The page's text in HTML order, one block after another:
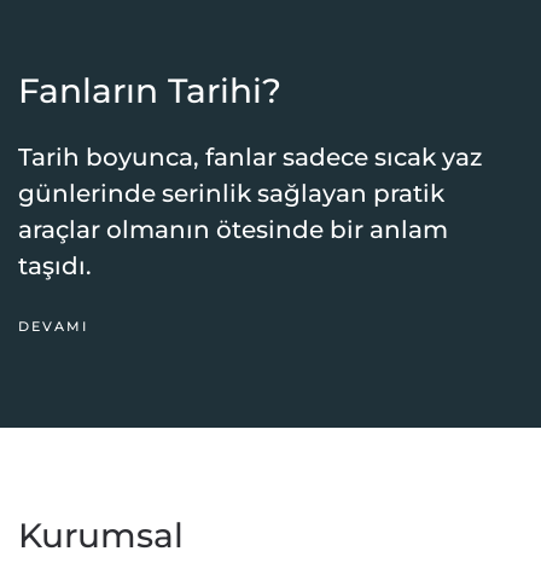
Fanların Tarihi?
Tarih boyunca, fanlar sadece sıcak yaz
günlerinde serinlik sağlayan pratik
araçlar olmanın ötesinde bir anlam
taşıdı.
DEVAMI
Kurumsal